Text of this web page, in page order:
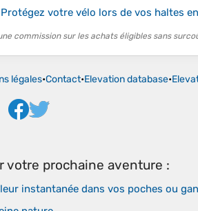
Protégez votre vélo lors de vos haltes
commission sur les achats éligibles sans
légales•Contact•Elevation database•
votre prochaine aventure :
instantanée dans vos poches ou